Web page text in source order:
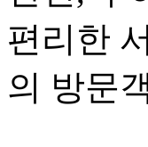
편리한
의 방문